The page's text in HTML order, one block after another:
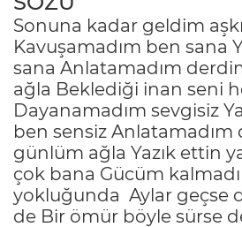
Sonuna kadar geldim
Kavuşamadım ben sana
sana Anlatamadım
ağla Beklediği inan seni
Dayanamadım sevgisiz
ben sensiz Anlatamadım
günlüm ağla Yazık ettin
çok bana Gücüm
yokluğunda Aylar geçse
de Bir ömür böyle sürse